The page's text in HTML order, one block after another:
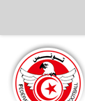
Feuille de match
FMI – 2022/
Ligue